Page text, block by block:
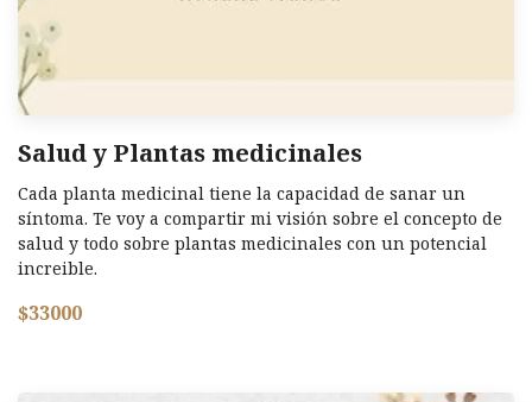
Salud y Plantas medicinales
Cada planta medicinal tiene la capacidad de sanar un
síntoma. Te voy a compartir mi visión sobre el concepto de
salud y todo sobre plantas medicinales con un potencial
increible.
$33000